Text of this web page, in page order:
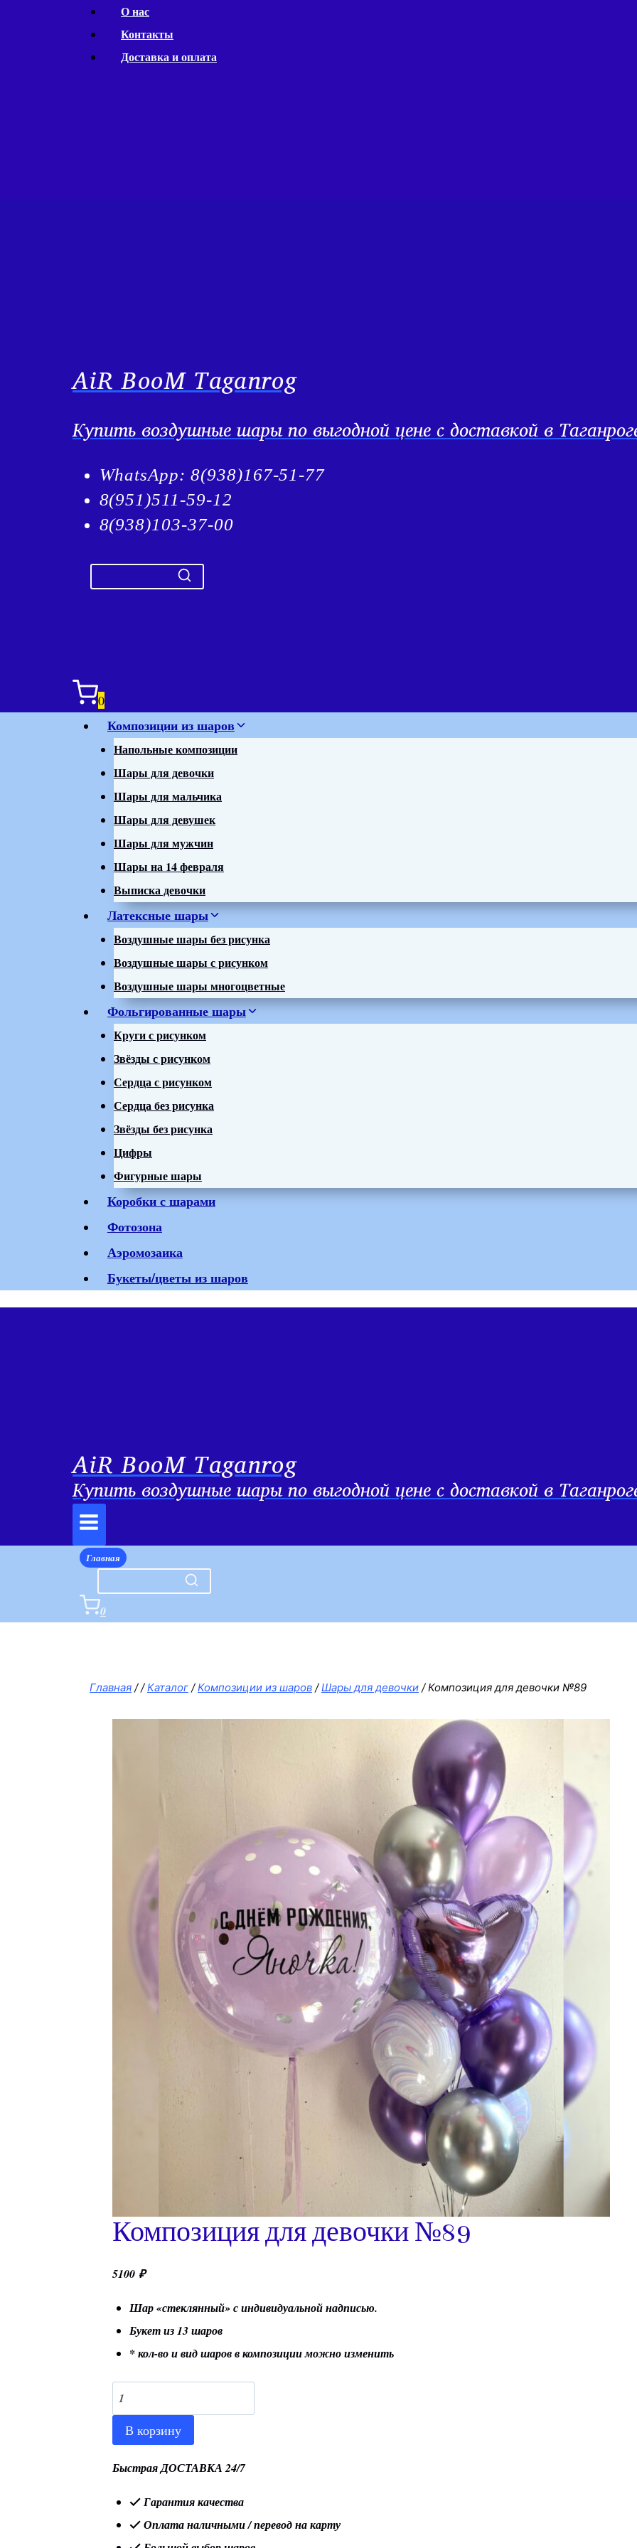
О нас
Контакты
Доставка и оплата
AiR BooM Taganrog
Купить воздушные шары по выгодной цене с доставкой в
WhatsApp: 8(938)167-51-77
8(951)511-59-12
8(938)103-37-00
0
Композиции из шаров
Напольные композиции
Шары для девочки
Шары для мальчика
Шары для девушек
Шары для мужчин
Шары на 14 февраля
Выписка девочки
Латексные шары
Воздушные шары без рисунка
Воздушные шары с рисунком
Воздушные шары многоцветные
Фольгированные шары
Круги с рисунком
Звёзды с рисунком
Сердца с рисунком
Сердца без рисунка
Звёзды без рисунка
Цифры
Фигурные шары
Коробки с шарами
Фотозона
Аэромозаика
Букеты/цветы из шаров
AiR BooM Taganrog
Купить воздушные шары по выгодной цене с доставкой в
Главная
0
Главная / / Каталог / Композиции из шаров / Шары для девочки / Композиция для девочки №89
Композиция для девочки №89
5100 ₽
Шар «стеклянный» с индивидуальной надписью.
Букет из 13 шаров
* кол-во и вид шаров в композиции можно изменить
Количество
товара
Композиция
для
№89
В корзину
Быстрая ДОСТАВКА 24/7
Гарантия качества
Оплата наличными / перевод на карту